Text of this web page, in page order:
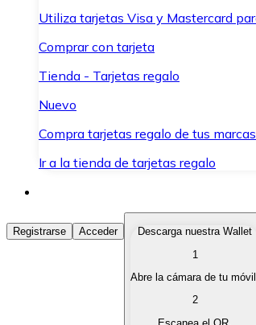
Utiliza tarjetas Visa y Mastercard
Comprar con tarjeta
Tienda - Tarjetas regalo
Nuevo
Compra tarjetas regalo de tus
Ir a la tienda de tarjetas regalo
Comprar Criptomonedas
Compra criptomonedas con
Vende tus criptomonedas de forma
Registrarse Acceder
Descarga nuestra Wallet
1
Abre la cámara de tu móvil.
2